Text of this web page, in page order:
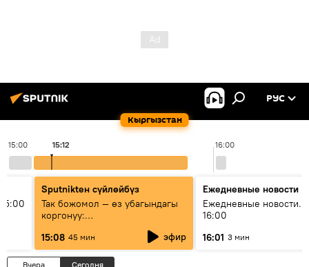
Кыргызстан
РУС
15:00 16:00
15:12
Sputnikteн сүйлөйбүз
Так божомол — өз убагындагы
коргонуу:
гидрометеорологиялык кызмат
кантип өркүндөтүлүүдө
15:08 45 мин эфир
Ежедневные новости
Ежедневные новости.
16:00
16:01 3 мин
Вчера Сегодня